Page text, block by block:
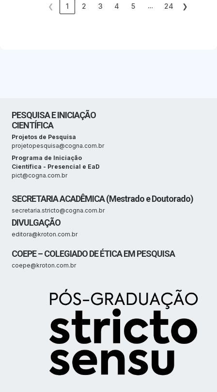
❮ 1 2 3 4 5 … 24 ❯
PESQUISA E INICIAÇÃO
CIENTÍFICA
Projetos de Pesquisa
projetopesquisa@cogna.com.br
Programa de Iniciação
Científica - Presencial e EaD
pict@cogna.com.br
SECRETARIA ACADÊMICA (Mestrado e Doutorado)
secretaria.stricto@cogna.com.br
DIVULGAÇÃO
editora@kroton.com.br
COEPE – COLEGIADO DE ÉTICA EM PESQUISA
coepe@kroton.com.br